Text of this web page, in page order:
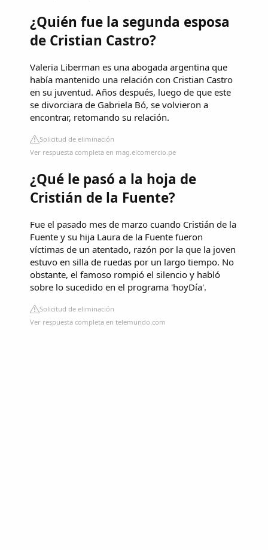
¿Quién fue la segunda esposa
de Cristian Castro?
Valeria Liberman es una abogada argentina que
había mantenido una relación con Cristian Castro
en su juventud. Años después, luego de que este
se divorciara de Gabriela Bó, se volvieron a
encontrar, retomando su relación.
Solicitud de eliminación
Ver respuesta completa en mag.elcomercio.pe
¿Qué le pasó a la hoja de
Cristián de la Fuente?
Fue el pasado mes de marzo cuando Cristián de la
Fuente y su hija Laura de la Fuente fueron
víctimas de un atentado, razón por la que la joven
estuvo en silla de ruedas por un largo tiempo. No
obstante, el famoso rompió el silencio y habló
sobre lo sucedido en el programa 'hoyDía'.
Solicitud de eliminación
Ver respuesta completa en telemundo.com